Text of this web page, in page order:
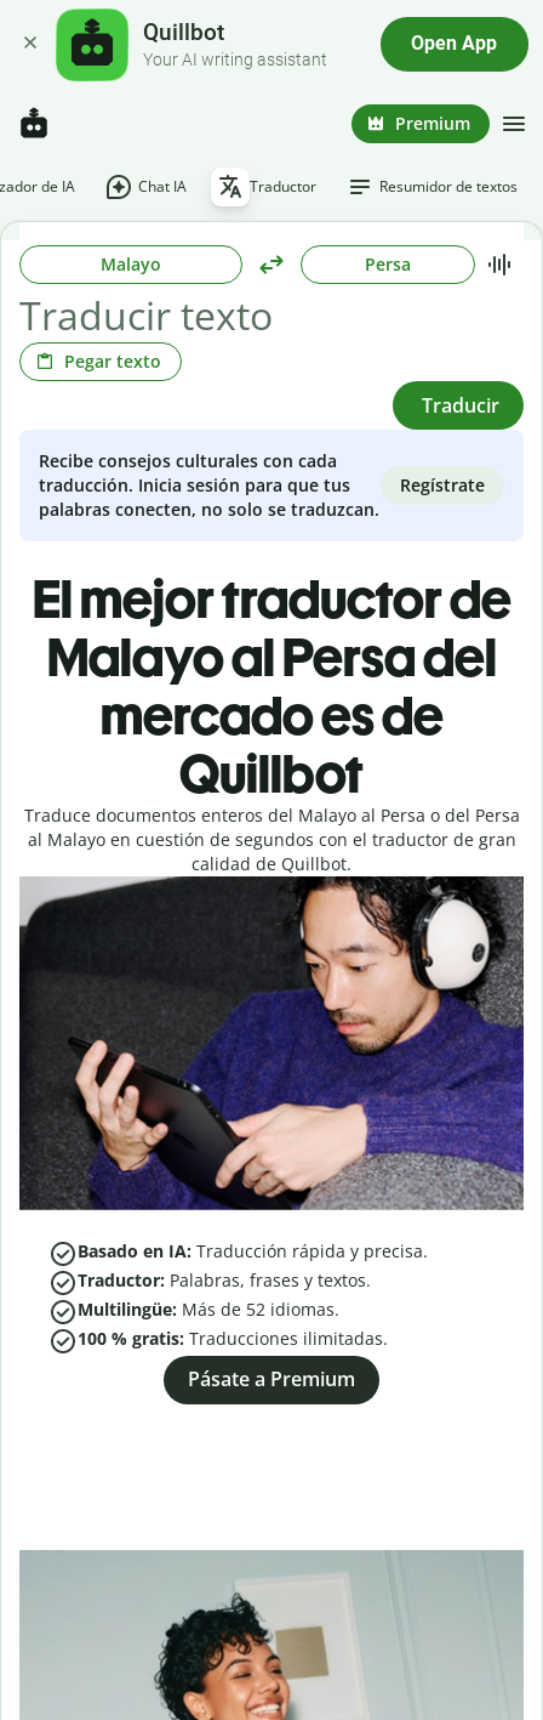
Quillbot
Your AI writing assistant
Open App
Premium
de IA Chat IA Traductor Resumidor de textos
Malayo Persa
Pegar texto
Traducir
Recibe consejos culturales con cada
traducción. Inicia sesión para que tus
palabras conecten, no solo se traduzcan.
Regístrate
El mejor traductor de
Malayo al Persa del
mercado es de
Quillbot
Traduce documentos enteros del Malayo al Persa o del Persa
al Malayo en cuestión de segundos con el traductor de gran
calidad de Quillbot.
Basado en IA: Traducción rápida y precisa.
Traductor: Palabras, frases y textos.
Multilingüe: Más de 52 idiomas.
100 % gratis: Traducciones ilimitadas.
Pásate a Premium